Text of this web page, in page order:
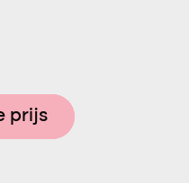
prijs